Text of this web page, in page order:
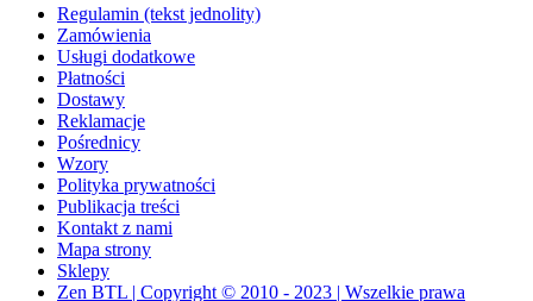
Regulamin (tekst jednolity)
Zamówienia
Usługi dodatkowe
Płatności
Dostawy
Reklamacje
Pośrednicy
Wzory
Polityka prywatności
Publikacja treści
Kontakt z nami
Mapa strony
Sklepy
Zen BTL | Copyright © 2010 - 2023 | Wszelkie prawa